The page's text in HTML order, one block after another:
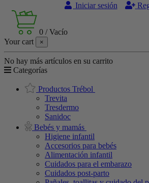
Iniciar sesión
0 /Vacío
Your cart
×
No hay más artículos en su carrito
Categorías
Productos Trébol
Trevita
Tresdermo
Sanidoc
Bebés y mamás
Higiene infantil
Accesorios para bebés
Alimentación infantil
Cuidados para el embarazo
Cuidados post-parto